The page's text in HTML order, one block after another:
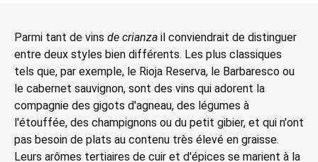
Parmi tant de vins de crianza il conviendrait de distinguer
entre deux styles bien différents. Les plus classiques
tels que, par exemple, le Rioja Reserva, le Barbaresco ou
le cabernet sauvignon, sont des vins qui adorent la
compagnie des gigots d'agneau, des légumes à
l'étouffée, des champignons ou du petit gibier, et qui n'ont
pas besoin de plats au contenu très élevé en graisse.
Leurs arômes tertiaires de cuir et d'épices se marient à la